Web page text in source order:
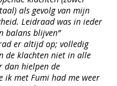
als gevolg van mijn
Leidraad was in ieder
balans blijven”
er altijd op; volledig
de klachten niet in alle
dan hielpen de
ik met Fumi had me weer